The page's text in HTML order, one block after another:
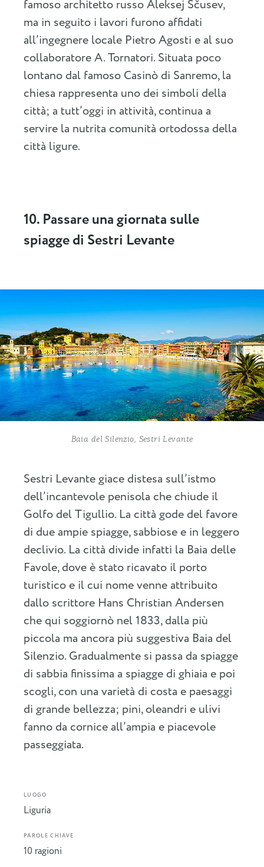
famoso architetto russo Aleksej Ščusev,
ma in seguito i lavori furono affidati
all’ingegnere locale Pietro Agosti e al suo
collaboratore A. Tornatori. Situata poco
lontano dal famoso Casinò di Sanremo, la
chiesa rappresenta uno dei simboli della
città; a tutt’oggi in attività, continua a
servire la nutrita comunità ortodossa della
città ligure.
10. Passare una giornata sulle
spiagge di Sestri Levante
Baia del Silenzio, Sestri Levante
Sestri Levante giace distesa sull’istmo
dell’incantevole penisola che chiude il
Golfo del Tigullio. La città gode del favore
di due ampie spiagge, sabbiose e in leggero
declivio. La città divide infatti la Baia delle
Favole, dove è stato ricavato il porto
turistico e il cui nome venne attribuito
dallo scrittore Hans Christian Andersen
che qui soggiornò nel 1833, dalla più
piccola ma ancora più suggestiva Baia del
Silenzio. Gradualmente si passa da spiagge
di sabbia finissima a spiagge di ghiaia e poi
scogli, con una varietà di costa e paesaggi
di grande bellezza; pini, oleandri e ulivi
fanno da cornice all’ampia e piacevole
passeggiata.
LUOGO
Liguria
PAROLE CHIAVE
10 ragioni